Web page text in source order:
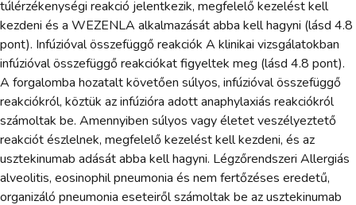
túlérzékenységi reakció jelentkezik, megfelelő kezelést kell
kezdeni és a WEZENLA alkalmazását abba kell hagyni (lásd 4.8
pont). Infúzióval összefüggő reakciók A klinikai vizsgálatokban
infúzióval összefüggő reakciókat figyeltek meg (lásd 4.8 pont).
A forgalomba hozatalt követően súlyos, infúzióval összefüggő
reakciókról, köztük az infúzióra adott anaphylaxiás reakciókról
számoltak be. Amennyiben súlyos vagy életet veszélyeztető
reakciót észlelnek, megfelelő kezelést kell kezdeni, és az
usztekinumab adását abba kell hagyni. Légzőrendszeri Allergiás
alveolitis, eosinophil pneumonia és nem fertőzéses eredetű,
organizáló pneumonia eseteiről számoltak be az usztekinumab